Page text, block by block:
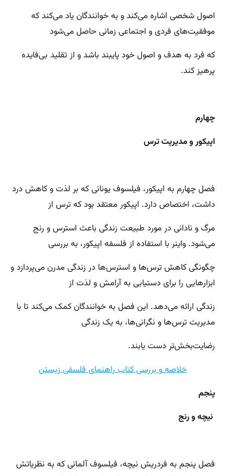
اصول شخصی اشاره می‌کند و به خوانندگان یاد می‌کند که
موفقیت‌های فردی و اجتماعی زمانی حاصل می‌شود
که فرد به هدف و اصول خود پایبند باشد و از تقلید بی‌فایده
پرهیز کند.
چهارم
اپیکور و مدیریت ترس
فصل چهارم به اپیکور، فیلسوف یونانی که بر لذت و کاهش درد
داشت، اختصاص دارد. اپیکور معتقد بود که ترس از
مرگ و نادانی در مورد طبیعت زندگی باعث استرس و رنج
می‌شود. واینر با استفاده از فلسفه اپیکور، به بررسی
چگونگی کاهش ترس‌ها و استرس‌ها در زندگی مدرن می‌پردازد و
ابزارهایی را برای دستیابی به آرامش و لذت از
زندگی ارائه می‌دهد. این فصل به خوانندگان کمک می‌کند تا با
مدیریت ترس‌ها و نگرانی‌ها، به یک زندگی
رضایت‌بخش‌تر دست یابند.
خلاصه و بررسی کتاب راهنمای فلسفی زیستن
پنجم
نیچه و رنج
فصل پنجم به فردریش نیچه، فیلسوف آلمانی که به نظریاتش